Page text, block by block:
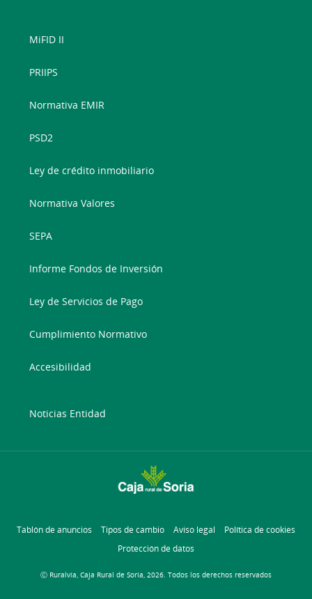
MiFID II
PRIIPS
Normativa EMIR
PSD2
Ley de crédito inmobiliario
Normativa Valores
SEPA
Informe Fondos de Inversión
Ley de Servicios de Pago
Cumplimiento Normativo
Accesibilidad
Noticias Entidad
Tablón de anuncios Tipos de cambio Aviso legal
Política de cookies
Protección de datos
Ⓒ Ruralvía, Caja Rural de Soria, 2026. Todos los derechos reservados